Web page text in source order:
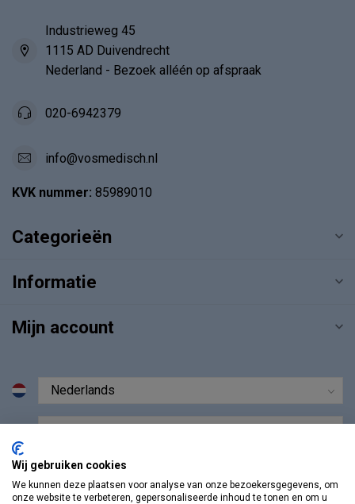
Industrieweg 45
1115 AD Duivendrecht
Nederland - Bezoek alléén op afspraak
020-6942379
info@vosmedisch.nl
KVK nummer: 85989010
Categorieën
Informatie
Mijn account
Wij gebruiken cookies
We kunnen deze plaatsen voor analyse van onze bezoekersgegevens, om
onze website te verbeteren, gepersonaliseerde inhoud te tonen en om u